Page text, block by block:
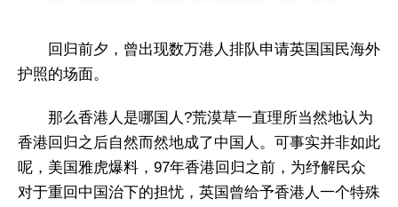
回归前夕，曾出现数万港人排队申请英国国民海外
护照的场面。
那么香港人是哪国人?荒漠草一直理所当然地认为
香港回归之后自然而然地成了中国人。可事实并非如此
呢，美国雅虎爆料，97年香港回归之前，为纾解民众
对于重回中国治下的担忧，英国曾给予香港人一个特殊